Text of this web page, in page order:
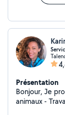
Présentation
Bonjour, Je propose mes services pour : - Garde d
animaux - Travaux ménagers - Service Airbnb - Relooking